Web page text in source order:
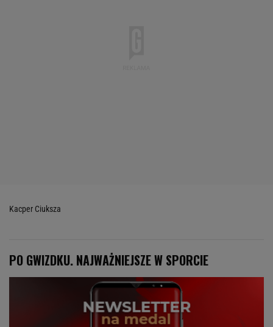
Kacper Ciuksza